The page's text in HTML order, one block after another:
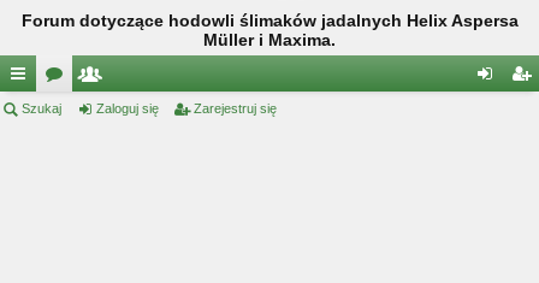
Forum dotyczące hodowli ślimaków jadalnych Helix Aspersa
Müller i Maxima.
ię or ży
Szukaj Zaloguj się Zarejestruj się